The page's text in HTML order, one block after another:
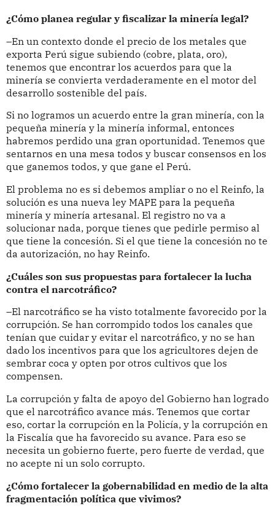
¿Cómo planea regular y fiscalizar la minería legal?
–En un contexto donde el precio de los metales que
exporta Perú sigue subiendo (cobre, plata, oro),
tenemos que encontrar los acuerdos para que la
minería se convierta verdaderamente en el motor del
desarrollo sostenible del país.
Si no logramos un acuerdo entre la gran minería, con la
pequeña minería y la minería informal, entonces
habremos perdido una gran oportunidad. Tenemos que
sentarnos en una mesa todos y buscar consensos en los
que ganemos todos, y que gane el Perú.
El problema no es si debemos ampliar o no el Reinfo, la
solución es una nueva ley MAPE para la pequeña
minería y minería artesanal. El registro no va a
solucionar nada, porque tienes que pedirle permiso al
que tiene la concesión. Si el que tiene la concesión no te
da autorización, no hay Reinfo.
¿Cuáles son sus propuestas para fortalecer la lucha
contra el narcotráfico?
–El narcotráfico se ha visto totalmente favorecido por la
corrupción. Se han corrompido todos los canales que
tenían que cuidar y evitar el narcotráfico, y no se han
dado los incentivos para que los agricultores dejen de
sembrar coca y opten por otros cultivos que los
compensen.
La corrupción y falta de apoyo del Gobierno han logrado
que el narcotráfico avance más. Tenemos que cortar
eso, cortar la corrupción en la Policía, y la corrupción en
la Fiscalía que ha favorecido su avance. Para eso se
necesita un gobierno fuerte, pero fuerte de verdad, que
no acepte ni un solo corrupto.
¿Cómo fortalecer la gobernabilidad en medio de la alta
fragmentación política que vivimos?